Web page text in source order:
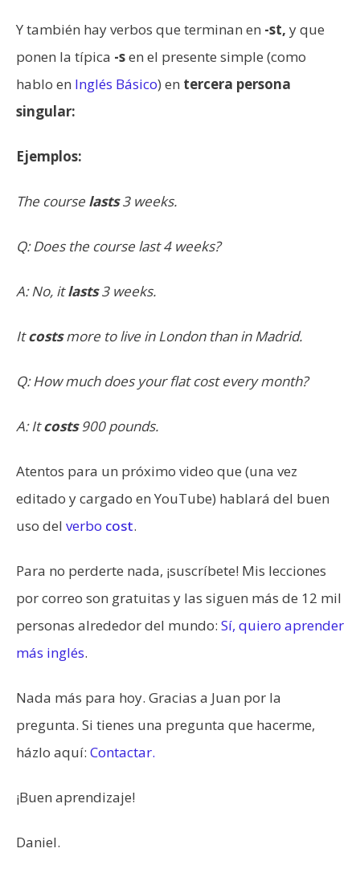
Y también hay verbos que terminan en -st, y que
ponen la típica -sen el presente simple (como
hablo en Inglés Básico) en tercera persona
singular:
Ejemplos:
The course lasts3 weeks.
Q: Does the course last 4 weeks?
A: No, itlasts3 weeks.
Itcostsmore to live in London than in Madrid.
Q: How much does your flat cost every month?
A: Itcosts900 pounds.
Atentos para un próximo video que (una vez
editado y cargado en YouTube) hablará del buen
uso del verbo cost.
Para no perderte nada, ¡suscríbete! Mis lecciones
por correo son gratuitas y las siguen más de 12 mil
personas alrededor del mundo: Sí, quiero aprender
más inglés.
Nada más para hoy. Gracias a Juan por la
pregunta. Si tienes una pregunta que hacerme,
házlo aquí: Contactar.
¡Buen aprendizaje!
Daniel.